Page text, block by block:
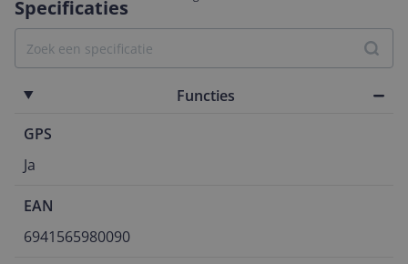
Specificaties
Functies
GPS
Ja
EAN
6941565980090